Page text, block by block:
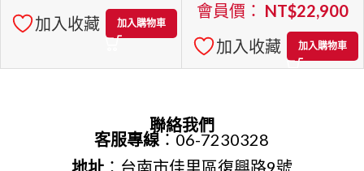
加入收藏
加入購物車
會員價： NT$22,900
加入收藏
加入購物車
聯絡我們
客服專線：06-7230328
地址：台南市佳里區復興路9號